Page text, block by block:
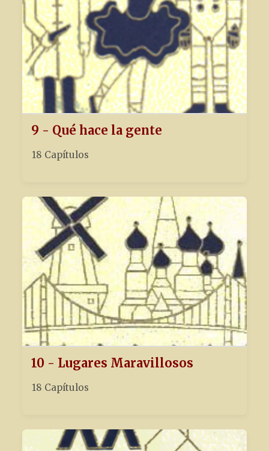
9 - Qué hace la gente
18 Capítulos
10 - Lugares Maravillosos
18 Capítulos